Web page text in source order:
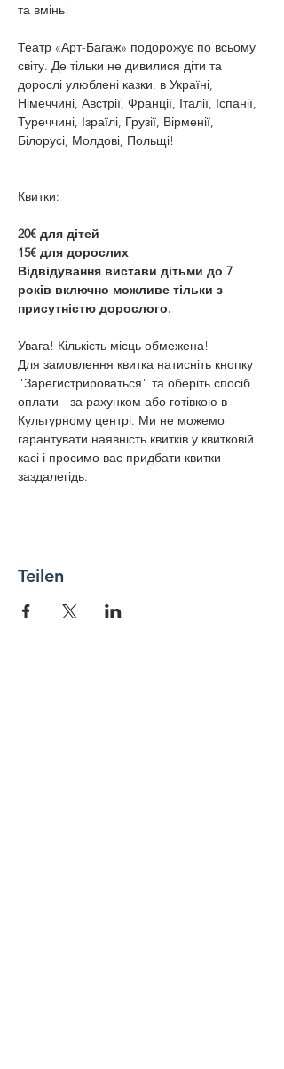
та вмінь!
Театр «Арт-Багаж» подорожує по всьому
світу. Де тільки не дивилися діти та
дорослі улюблені казки: в Україні,
Німеччині, Австрії, Франції, Італії, Іспанії,
Туреччині, Ізраїлі, Грузії, Вірменії,
Білорусі, Молдові, Польщі!
Квитки:
20€ для дітей
15€ для дорослих
Відвідування вистави дітьми до 7
років включно можливе тільки з
присутністю дорослого.
Увага! Кількість місць обмежена!
Для замовлення квитка натисніть кнопку
"Зарегистрироваться" та оберіть спосіб
оплати - за рахунком або готівкою в
Культурному центрі. Ми не можемо
гарантувати наявність квитків у квитковій
касі і просимо вас придбати квитки
заздалегідь.
Teilen